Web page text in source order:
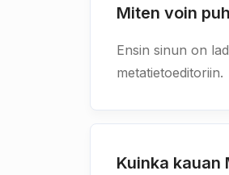
Miten voin
Ensin sinun on
metatietoeditoriin.
Kuinka kauan